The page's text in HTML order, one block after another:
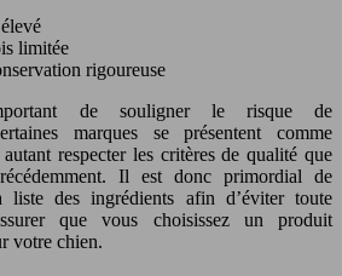
limitée
rigoureuse
de souligner le risque de
marques se présentent comme
respecter les critères de qualité que
Il est donc primordial de
liste des ingrédients afin d’éviter toute
que vous choisissez un produit
votre chien.